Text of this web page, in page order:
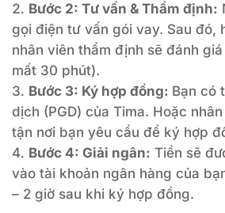
Bước 2: Tư vấn & Thẩm định:
gọi điện tư vấn gói vay. Sau đó,
nhân viên thẩm định sẽ đánh
mất 30 phút).
Bước 3: Ký hợp đồng: Bạn có
dịch (PGD) của Tima. Hoặc
tận nơi bạn yêu cầu để ký hợp
Bước 4: Giải ngân: Tiền sẽ
vào tài khoản ngân hàng của
– 2 giờ sau khi ký hợp đồng.